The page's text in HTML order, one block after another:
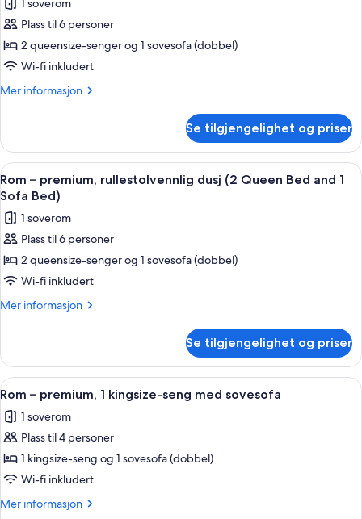
av
Rom
(2
Queen
with
1 soverom
Plass til 6 personer
2 queensize-senger og 1 sovesofa (dobbel)
Wi-fi inkludert
Mer informasjon
Mer
(2
Queen
Beds
with
bed)
Se tilgjengelighet og priser
Åpne
alle
bildene
av
Rom
–
premium,
rullestolvennlig
Queen
Bed
and
Sofa
Bed)
Skrivebord, blendingsgardiner,
7
Rom – premium, rullestolvennlig dusj (2 Queen Bed and 1
Sofa Bed)
1 soverom
Plass til 6 personer
2 queensize-senger og 1 sovesofa (dobbel)
Wi-fi inkludert
Mer informasjon
Mer
–
premium,
rullestolvennlig
(2
Queen
and
Bed)
Se tilgjengelighet og priser
Åpne
alle
bildene
av
Rom
–
premium,
Skrivebord, blendingsgardiner,
4
Rom – premium, 1 kingsize-seng med sovesofa
1 soverom
Plass til 4 personer
1 kingsize-seng og 1 sovesofa (dobbel)
Wi-fi inkludert
Mer informasjon
Mer